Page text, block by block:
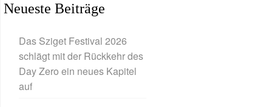
Neueste Beiträge
Das Sziget Festival 2026
schlägt mit der Rückkehr des
Day Zero ein neues Kapitel
auf